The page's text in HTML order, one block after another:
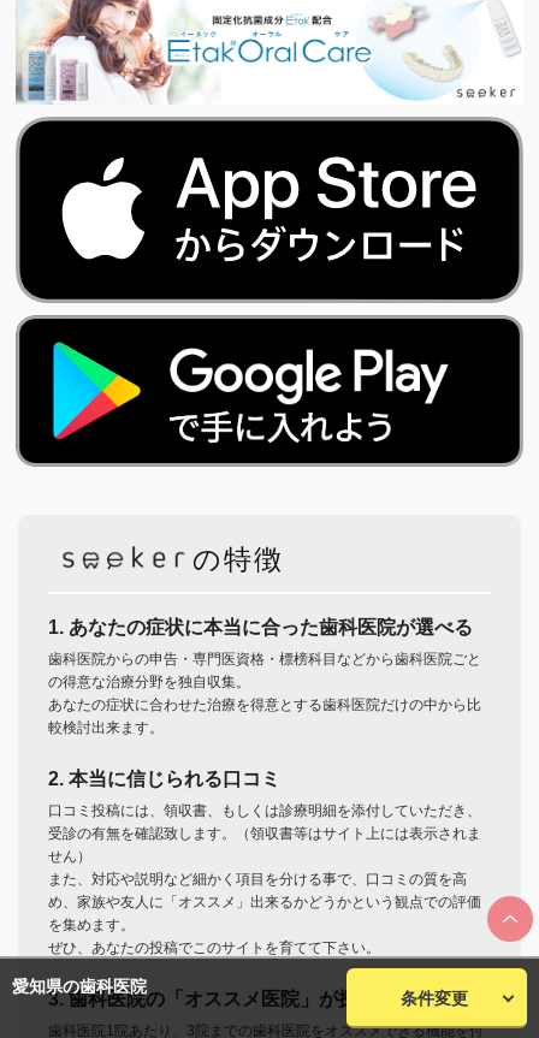
愛知県の歯科医院
条件変更
の特徴
1. あなたの症状に本当に合った歯科医院が選べる
歯科医院からの申告・専門医資格・標榜科目などから歯科医院ごと
の得意な治療分野を独自収集。
あなたの症状に合わせた治療を得意とする歯科医院だけの中から比
較検討出来ます。
2. 本当に信じられる口コミ
口コミ投稿には、領収書、もしくは診療明細を添付していただき、
受診の有無を確認致します。（領収書等はサイト上には表示されま
せん）
また、対応や説明など細かく項目を分ける事で、口コミの質を高
め、家族や友人に「オススメ」出来るかどうかという観点での評価
を集めます。
ぜひ、あなたの投稿でこのサイトを育てて下さい。
3. 歯科医院の「オススメ医院」が探せる
歯科医院1院あたり、3院までの歯科医院をオススメできる機能を付